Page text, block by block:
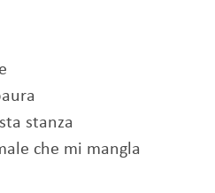
stanza
che mi mangla